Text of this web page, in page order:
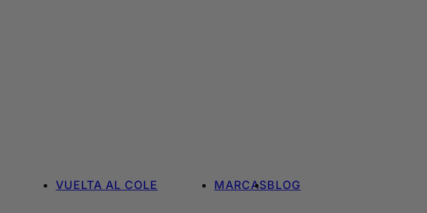
VUELTA AL COLE MARCASBLOG